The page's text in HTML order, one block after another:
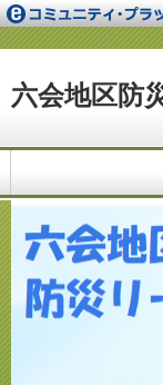
六会地区防